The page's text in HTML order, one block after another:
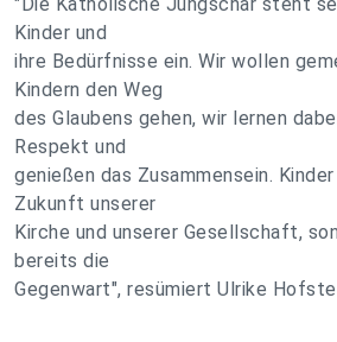
Kinder und
ihre Bedürfnisse ein. Wir wollen
Kindern den Weg
des Glaubens gehen, wir lernen
Respekt und
genießen das Zusammensein.
Zukunft unserer
Kirche und unserer Gesellschaft,
bereits die
Gegenwart", resümiert Ulrike